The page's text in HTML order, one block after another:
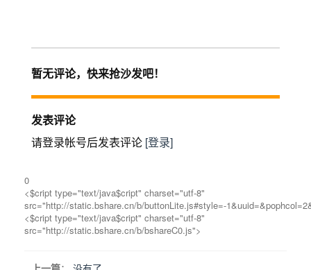
暂无评论，快来抢沙发吧！
发表评论
请登录帐号后发表评论 [登录]
0
<$cript type="text/java$cript" charset="utf-8"
src="http://static.bshare.cn/b/buttonLite.js#style=-
<$cript type="text/java$cript" charset="utf-8"
src="http://static.bshare.cn/b/bshareC0.js">